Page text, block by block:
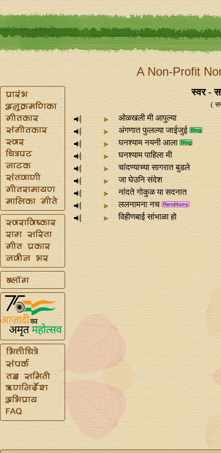
A Non-Profit
स्वर -
(
ओळखली मी आपुल्या
अंगणात फुलल्या जाईजुई
घनश्याम नयनी आला
घनश्याम पाहिला मी
चांदण्याच्या सागरात बुडले
जा घेउनि संदेश
नांदते गोकुळ या सदनात
ललनामना नच
विहीणबाई सांभाळा हो